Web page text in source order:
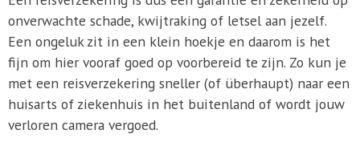
onverwachte schade, kwijtraking of letsel aan jezelf.
Een ongeluk zit in een klein hoekje en daarom is het
fijn om hier vooraf goed op voorbereid te zijn. Zo kun je
met een reisverzekering sneller (of überhaupt) naar een
huisarts of ziekenhuis in het buitenland of wordt jouw
verloren camera vergoed.